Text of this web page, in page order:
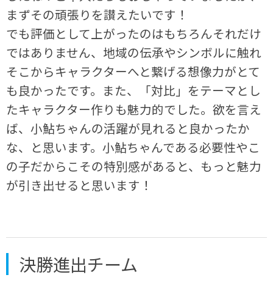
まずその頑張りを讃えたいです！
でも評価として上がったのはもちろんそれだけ
ではありません、地域の伝承やシンボルに触れ
そこからキャラクターへと繋げる想像力がとて
も良かったです。また、「対比」をテーマとし
たキャラクター作りも魅力的でした。欲を言え
ば、小鮎ちゃんの活躍が見れると良かったか
な、と思います。小鮎ちゃんである必要性やこ
の子だからこその特別感があると、もっと魅力
が引き出せると思います！
決勝進出チーム